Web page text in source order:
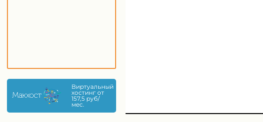
Виртуальный
хостинг от
157,5 руб/
мес.